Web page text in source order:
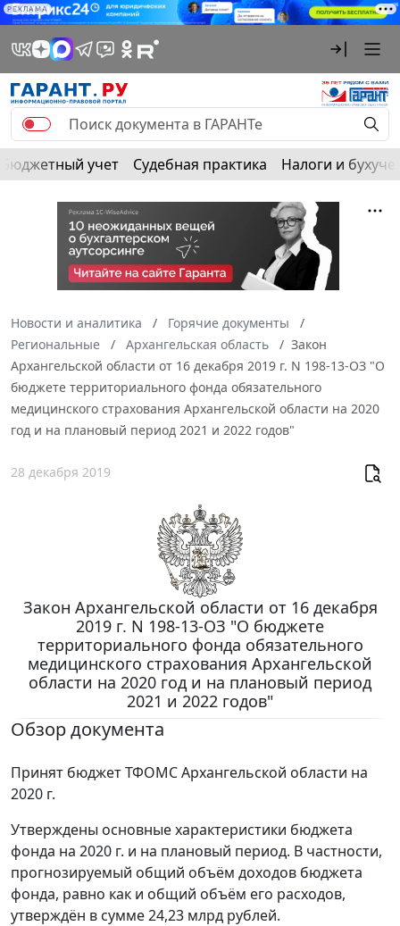
РЕКЛАМА
Бюджетный учет Судебная практика Налоги и
Новости и аналитика
Горячие документы
Региональные
Архангельская область
Закон
Архангельской области от 16 декабря 2019 г. N 198-13-ОЗ "О
бюджете территориального фонда обязательного
медицинского страхования Архангельской области на 2020
год и на плановый период 2021 и 2022 годов"
28 декабря 2019
Закон Архангельской области от 16 декабря
2019 г. N 198-13-ОЗ "О бюджете
территориального фонда обязательного
медицинского страхования Архангельской
области на 2020 год и на плановый период
2021 и 2022 годов"
Обзор документа
Принят бюджет ТФОМС Архангельской области на
2020 г.
Утверждены основные характеристики бюджета
фонда на 2020 г. и на плановый период. В частности,
прогнозируемый общий объём доходов бюджета
фонда, равно как и общий объём его расходов,
утверждён в сумме 24,23 млрд рублей.